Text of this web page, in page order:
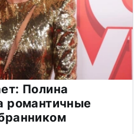
Полина
романтичные